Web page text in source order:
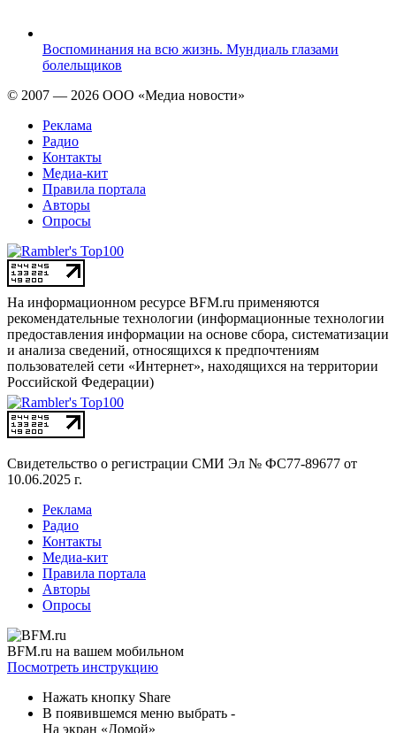
Воспоминания на всю жизнь. Мундиаль глазами
болельщиков
© 2007 — 2026 ООО «Медиа новости»
Реклама
Радио
Контакты
Медиа-кит
Правила портала
Авторы
Опросы
На информационном ресурсе BFM.ru применяются
рекомендательные технологии (информационные технологии
предоставления информации на основе сбора, систематизации
и анализа сведений, относящихся к предпочтениям
пользователей сети «Интернет», находящихся на территории
Российской Федерации)
Свидетельство о регистрации СМИ Эл № ФС77-89677 от
10.06.2025 г.
Реклама
Радио
Контакты
Медиа-кит
Правила портала
Авторы
Опросы
BFM.ru на вашем мобильном
Посмотреть инструкцию
Нажать кнопку Share
В появившемся меню выбрать -
На экран «Домой»